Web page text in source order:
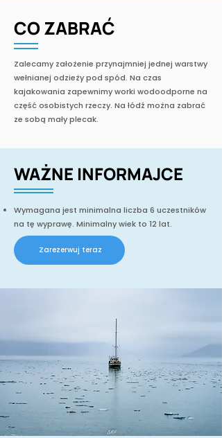
CO ZABRAĆ
Zalecamy założenie przynajmniej jednej warstwy
wełnianej odzieży pod spód. Na czas
kajakowania zapewnimy worki wodoodporne na
część osobistych rzeczy. Na łódź można zabrać
ze sobą mały plecak.
WAŻNE INFORMAJCE
Wymagana jest minimalna liczba 6 uczestników
na tę wyprawę. Minimalny wiek to 12 lat.
Zarezerwuj teraz